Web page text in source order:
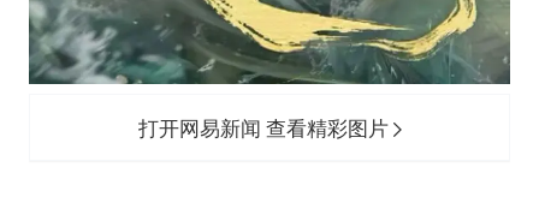
打开网易新闻 查看精彩图片